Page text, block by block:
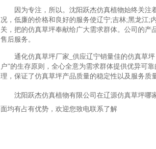
因为专注，所以。沈阳跃杰仿真植物始终关
况，低廉的价格和良好的服务使辽宁;吉林;黑龙江;
关，把的仿真草坪奉献给广大需求群体。公司的
售后服务。
通化仿真草坪厂家_供应辽宁销量佳的仿真草
户”的生存原则，全心全意为需求群体提供优异可
理，保证了仿真草坪产品质量的稳定性以及服务质
沈阳跃杰仿真植物有限公司在辽源仿真草坪哪
面均有占有优势，欢迎您致电联系了解